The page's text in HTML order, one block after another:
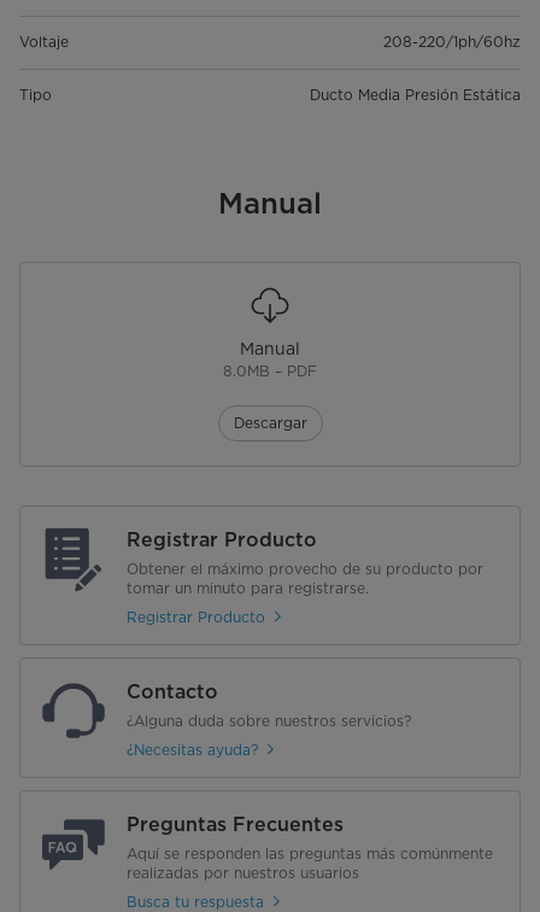
Voltaje 208-220/1ph/60hz
Tipo Ducto Media Presión Estática
Manual
Manual
8.0MB – PDF
Descargar
Registrar Producto
Obtener el máximo provecho de su producto por
tomar un minuto para registrarse.
Registrar Producto
Contacto
¿Alguna duda sobre nuestros servicios?
¿Necesitas ayuda?
Preguntas Frecuentes
Aquí se responden las preguntas más comúnmente
realizadas por nuestros usuarios
Busca tu respuesta